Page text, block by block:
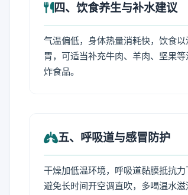
四、饮食养生与补水建议
气温偏低，身体热量消耗快，饮食
胃，可适当补充牛肉、羊肉、坚果
炸食品。
五、呼吸道与感冒防护
干燥加低温环境，呼吸道黏膜抵抗
避免长时间开空调直吹，多喝温水